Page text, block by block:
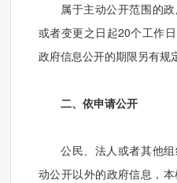
属于主动公开范围的
或者变更之日起20个工作
政府信息公开的期限另有规
二、依申请公开
公民、法人或者其他
动公开以外的政府信息，